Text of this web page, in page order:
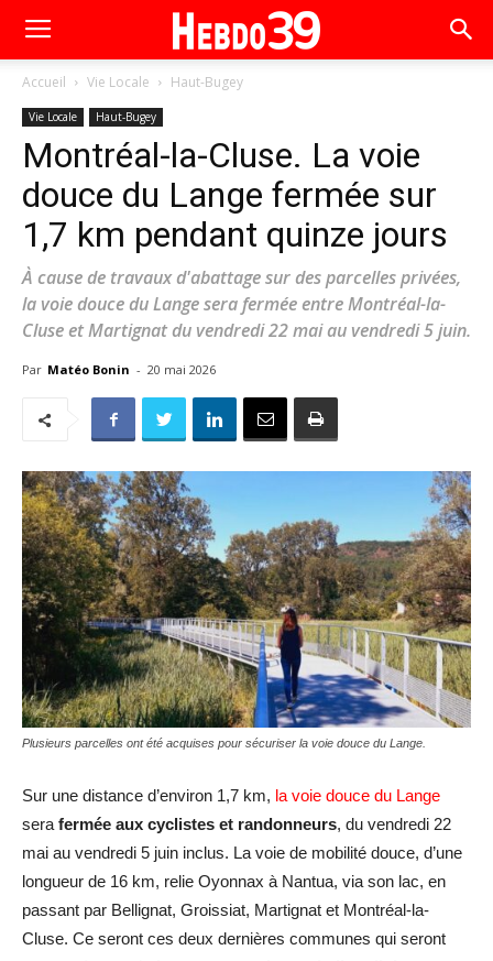
Accueil Vie Locale Haut-Bugey
Vie Locale Haut-Bugey
Montréal-la-Cluse. La voie
douce du Lange fermée sur
1,7 km pendant quinze jours
À cause de travaux d'abattage sur des parcelles privées,
la voie douce du Lange sera fermée entre Montréal-la-
Cluse et Martignat du vendredi 22 mai au vendredi 5 juin.
Par Matéo Bonin - 20 mai 2026
Plusieurs parcelles ont été acquises pour sécuriser la voie douce du Lange.
Sur une distance d’environ 1,7 km, la voie douce du Lange
sera fermée aux cyclistes et randonneurs, du vendredi 22
mai au vendredi 5 juin inclus. La voie de mobilité douce, d’une
longueur de 16 km, relie Oyonnax à Nantua, via son lac, en
passant par Bellignat, Groissiat, Martignat et Montréal-la-
Cluse. Ce seront ces deux dernières communes qui seront